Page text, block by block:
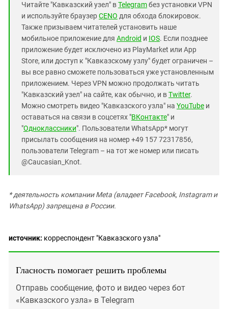
Читайте "Кавказский узел" вTelegramбез установки VPN
и используйте браузерCENO для обхода блокировок.
Также призываем читателей установить наше
мобильное приложение для Android и IOS. Если позднее
приложение будет исключено из PlayMarket или App
Store, или доступ к "Кавказскому узлу" будет ограничен –
вы все равно сможете пользоваться уже установленным
приложением. Через VPN можно продолжать читать
"Кавказский узел" на сайте, как обычно, и вTwitter.
Можно смотреть видео "Кавказского узла" на YouTube и
оставаться на связи в соцсетях "ВКонтакте" и
"Одноклассники". Пользователи WhatsApp* могут
присылать сообщения на номер +49 157 72317856,
пользователи Telegram – на тот же номер или писать
@Caucasian_Knot.
* деятельность компании Meta (владеет Facebook, Instagram и
WhatsApp) запрещена в России.
источник: корреспондент "Кавказского узла"
Гласность помогает решить проблемы
Отправь сообщение, фото и видео через бот
«Кавказского узла» в Telegram